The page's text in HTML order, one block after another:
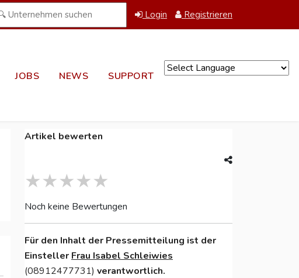
Login Registrieren
JOBS NEWS SUPPORT
Artikel bewerten
Noch keine Bewertungen
Für den Inhalt der Pressemitteilung ist der
Einsteller Frau Isabel Schleiwies
(08912477731) verantwortlich.